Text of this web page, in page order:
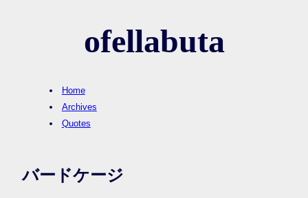
ofellabuta
Home
Archives
Quotes
バードケージ